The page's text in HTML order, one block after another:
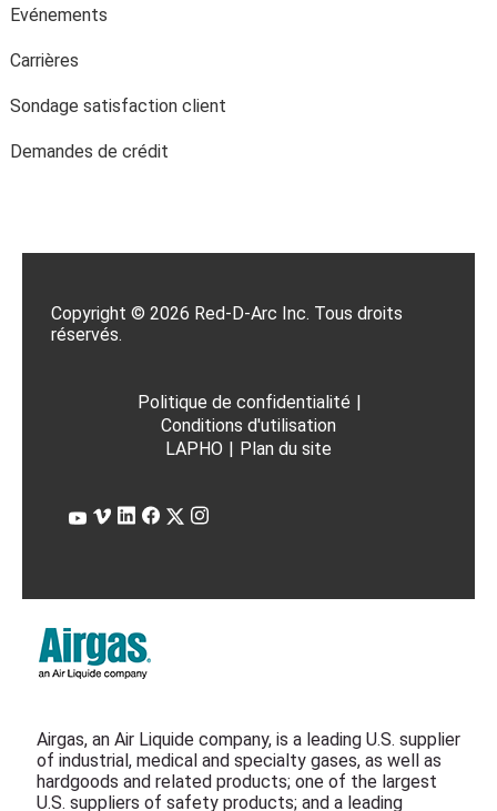
Evénements
Carrières
Sondage satisfaction client
Demandes de crédit
Copyright © 2026 Red-D-Arc Inc. Tous droits
réservés.
Politique de confidentialité |
Conditions d'utilisation
LAPHO | Plan du site
Airgas, an Air Liquide company, is a leading U.S. supplier
of industrial, medical and specialty gases, as well as
hardgoods and related products; one of the largest
U.S. suppliers of safety products; and a leading